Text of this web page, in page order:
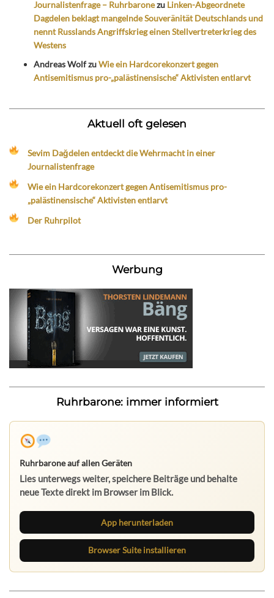
Journalistenfrage – Ruhrbaronezu Linken-Abgeordnete
Dagdelen beklagt mangelnde Souveränität Deutschlands und
nennt Russlands Angriffskrieg einen Stellvertreterkrieg des
Westens
Andreas WolfzuWie ein Hardcorekonzert gegen
Antisemitismus pro-„palästinensische“ Aktivisten entlarvt
Aktuell oft gelesen
Sevim Dağdelen entdeckt die Wehrmacht in einer
Journalistenfrage
Wie ein Hardcorekonzert gegen Antisemitismus pro-
„palästinensische“ Aktivisten entlarvt
Der Ruhrpilot
Werbung
Ruhrbarone: immer informiert
Ruhrbarone auf allen Geräten
Lies unterwegs weiter, speichere Beiträge und behalte
neue Texte direkt im Browser im Blick.
App herunterladen
Browser Suite installieren